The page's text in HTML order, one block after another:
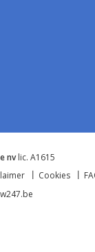
nvlic. A1615
Cookies